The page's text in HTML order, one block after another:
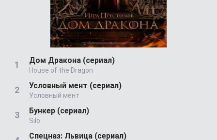
Дом Дракона (сериал)
House of the Dragon
Условный мент (сериал)
Условный мент
Бункер (сериал)
Silo
Спецназ: Львица (сериал)